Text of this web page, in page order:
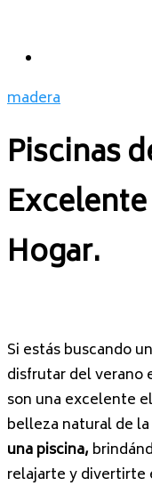
madera
Piscinas
Hogar.
Si estás buscando
disfrutar del verano
son una excelente
belleza natural de
una piscina,
relajarte y divertirte